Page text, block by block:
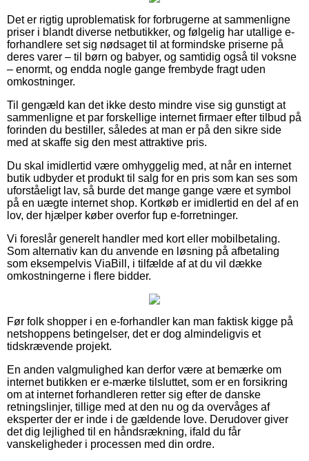
Det er rigtig uproblematisk for forbrugerne at sammenligne
priser i blandt diverse netbutikker, og følgelig har utallige e-
forhandlere set sig nødsaget til at formindske priserne på
deres varer – til børn og babyer, og samtidig også til voksne
– enormt, og endda nogle gange frembyde fragt uden
omkostninger.
Til gengæld kan det ikke desto mindre vise sig gunstigt at
sammenligne et par forskellige internet firmaer efter tilbud på
forinden du bestiller, således at man er på den sikre side
med at skaffe sig den mest attraktive pris.
Du skal imidlertid være omhyggelig med, at når en internet
butik udbyder et produkt til salg for en pris som kan ses som
uforståeligt lav, så burde det mange gange være et symbol
på en uægte internet shop. Kortkøb er imidlertid en del af en
lov, der hjælper køber overfor fup e-forretninger.
Vi foreslår generelt handler med kort eller mobilbetaling.
Som alternativ kan du anvende en løsning på afbetaling
som eksempelvis ViaBill, i tilfælde af at du vil dække
omkostningerne i flere bidder.
Før folk shopper i en e-forhandler kan man faktisk kigge på
netshoppens betingelser, det er dog almindeligvis et
tidskrævende projekt.
En anden valgmulighed kan derfor være at bemærke om
internet butikken er e-mærke tilsluttet, som er en forsikring
om at internet forhandleren retter sig efter de danske
retningslinjer, tillige med at den nu og da overvåges af
eksperter der er inde i de gældende love. Derudover giver
det dig lejlighed til en håndsrækning, ifald du får
vanskeligheder i processen med din ordre.